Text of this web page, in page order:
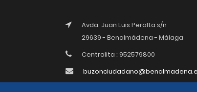
Avda. Juan Luis Peralta s/n
29639 - Benalmádena - Málaga
Centralita : 952579800